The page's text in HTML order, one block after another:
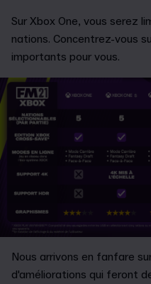
Sur Xbox One, vous serez
nations. Concentrez-vous
importants pour vous.
Nous arrivons en fanfare
d'améliorations qui feront